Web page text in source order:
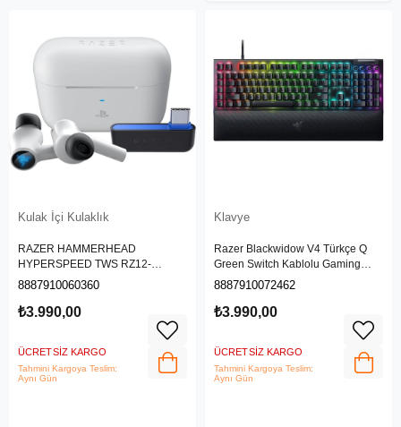
Kulak İçi Kulaklık
RAZER HAMMERHEAD
HYPERSPEED TWS RZ12-
03820300-R3G1
8887910060360
₺3.990,00
ÜCRETSIZ KARGO
Tahmini Kargoya Teslim:
Aynı Gün
Klavye
Razer Blackwidow V4 Türkçe Q
Green Switch Kablolu Gaming
Klavye - ‎RZ03-04691200-R3L1
8887910072462
₺3.990,00
ÜCRETSIZ KARGO
Tahmini Kargoya Teslim:
Aynı Gün